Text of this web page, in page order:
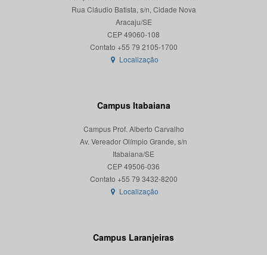
Rua Cláudio Batista, s/n, Cidade Nova
Aracaju/SE
CEP 49060-108
Localização
Campus Itabaiana
Campus Prof. Alberto Carvalho
Av. Vereador Olímpio Grande, s/n
Itabaiana/SE
CEP 49506-036
Localização
Campus Laranjeiras